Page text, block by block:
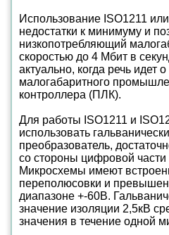
Использование ISO1211
недостатки к минимуму и
низкопотребляющий
скоростью до 4 Мбит в
актуально, когда речь идет
малогабаритного
контроллера (ПЛК).
Для работы ISO1211 и
использовать
преобразователь,
со стороны цифровой
Микросхемы имеют
переполюсовки и
диапазоне +-60В.
значение изоляции 2,5кВ
значения в течение одной